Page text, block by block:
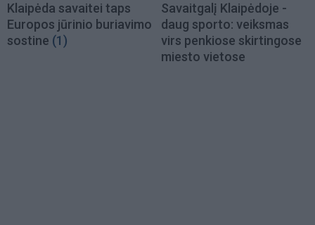
Klaipėda savaitei taps
Europos jūrinio buriavimo
sostine (1)
Savaitgalį Klaipėdoje -
daug sporto: veiksmas
virs penkiose skirtingose
miesto vietose